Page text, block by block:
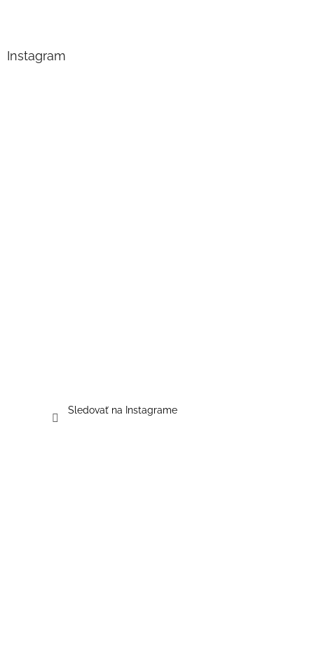
Instagram
Sledovať na Instagrame